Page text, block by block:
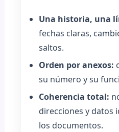
Una historia, una
fechas claras,
saltos.
Orden por anexos:
su número y su
Coherencia total:
direcciones y datos
los documentos.